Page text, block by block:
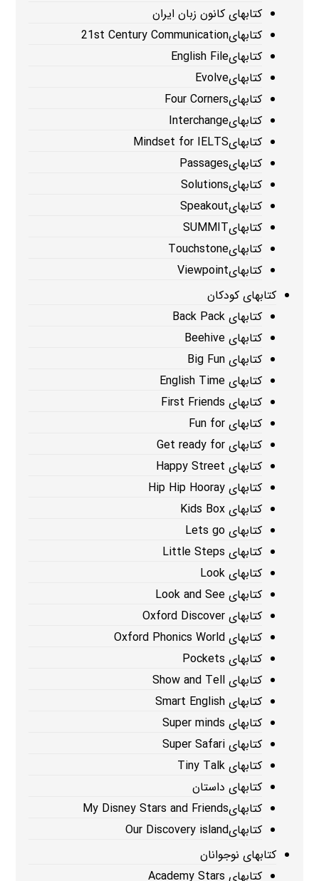
کتابهای کانون زبان ایران
کتابهای21st Century Communication
کتابهایEnglish File
کتابهایEvolve
کتابهایFour Corners
کتابهایInterchange
کتابهایMindset for IELTS
کتابهایPassages
کتابهایSolutions
کتابهایSpeakout
کتابهایSUMMIT
کتابهایTouchstone
کتابهایViewpoint
کتابهای کودکان
کتابهای Back Pack
کتابهای Beehive
کتابهای Big Fun
کتابهای English Time
کتابهای First Friends
کتابهای Fun for
کتابهای Get ready for
کتابهای Happy Street
کتابهای Hip Hip Hooray
کتابهای Kids Box
کتابهای Lets go
کتابهای Little Steps
کتابهای Look
کتابهای Look and See
کتابهای Oxford Discover
کتابهای Oxford Phonics World
کتابهای Pockets
کتابهای Show and Tell
کتابهای Smart English
کتابهای Super minds
کتابهای Super Safari
کتابهای Tiny Talk
کتابهای داستان
کتابهایMy Disney Stars and Friends
کتابهایOur Discovery island
کتابهای نوجوانان
کتابهای Academy Stars